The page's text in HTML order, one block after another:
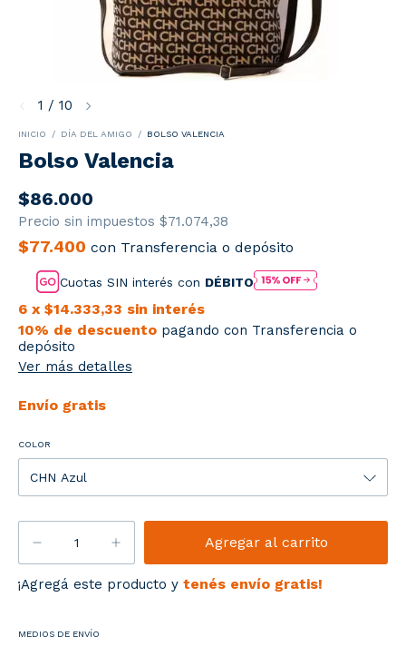
1 / 10
INICIO / DÍA DEL AMIGO / BOLSO VALENCIA
Bolso Valencia
$86.000
Precio sin impuestos $71.074,38
$77.400 con Transferencia o depósito
Cuotas SIN interés con DÉBITO
6 x $14.333,33 sin interés
10% de descuento pagando con Transferencia o
depósito
Ver más detalles
Envío gratis
COLOR
¡Agregá este producto y tenés envío gratis!
Entregas para el CP:
MEDIOS DE ENVÍO